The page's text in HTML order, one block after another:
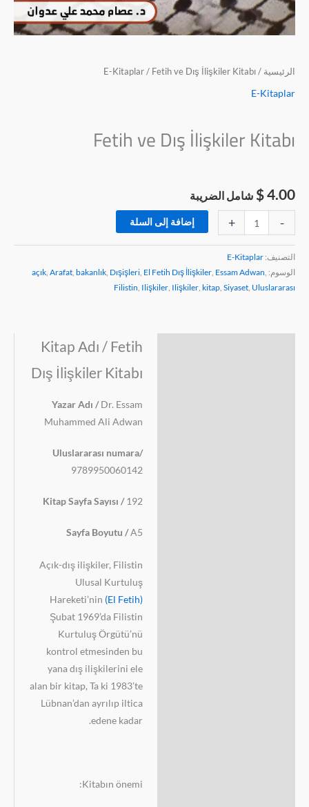
الرئيسية /
E-Kitaplar / Fetih ve Dış İlişkiler Kitabı
E-Kitaplar
Fetih ve Dış İlişkiler Kitabı
$4.00 شامل الضريبة
-
+ إضافة إلى السلة
التصنيف: E-Kitaplar
الوسوم:
açık, Arafat, bakanlık, Dışişleri, El Fetih Dış İlişkiler, Essam Adwan,
Filistin, Ilişkiler, Ilişkiler, kitap, Siyaset, Uluslararası
Kitap Adı / Fetih
Dış İlişkiler Kitabı
Yazar Adı /Dr. Essam
Muhammed Ali Adwan
Uluslararası numara/
9789950060142
Kitap Sayfa Sayısı /192
Sayfa Boyutu /A5
Açık-dış ilişkiler, Filistin
Ulusal Kurtuluş
Hareketi’nin (El Fetih)
Şubat 1969’da Filistin
Kurtuluş Örgütü’nü
kontrol etmesinden bu
yana dış ilişkilerini ele
alan bir kitap, Ta ki 1983’te
Lübnan’dan ayrılıp iltica
edene kadar.
Kitabın önemi: